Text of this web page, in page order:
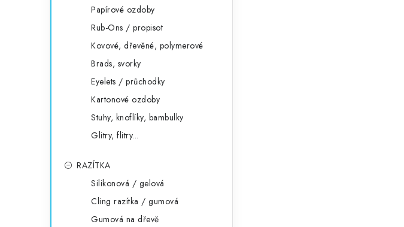
Papírové ozdoby
Rub-Ons / propisot
Kovové, dřevěné, polymerové
Brads, svorky
Eyelets / průchodky
Kartonové ozdoby
Stuhy, knoflíky, bambulky
Glitry, flitry...
RAZÍTKA
Silikonová / gelová
Cling razítka / gumová
Gumová na dřevě